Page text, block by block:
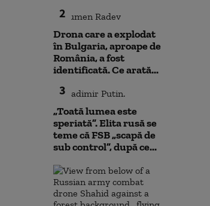
2
Drona care a explodat
în Bulgaria, aproape de
România, a fost
identificată. Ce arată...
3
„Toată lumea este
speriată”. Elita rusă se
teme că FSB „scapă de
sub control”, după ce...